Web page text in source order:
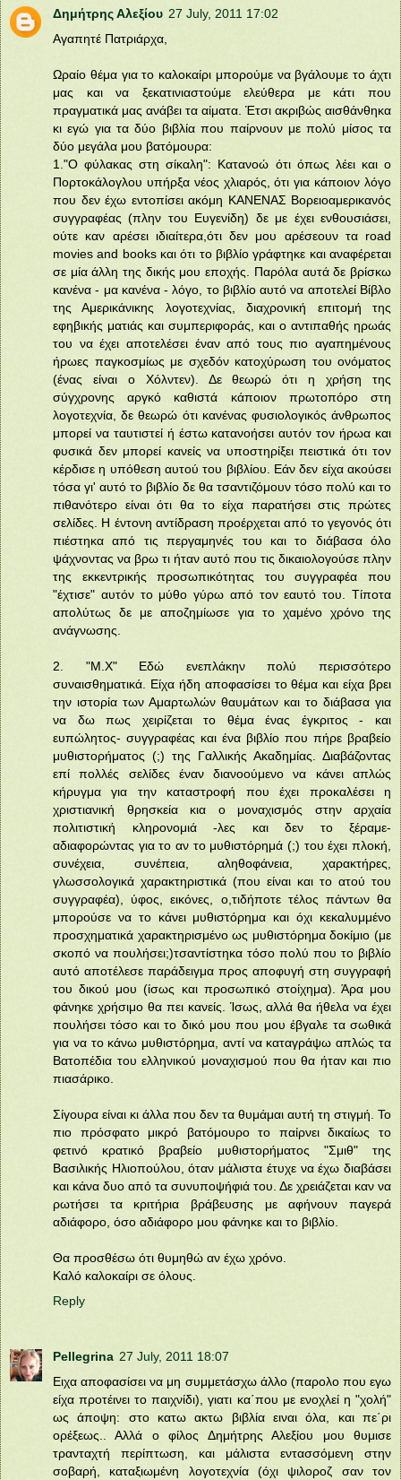
Δημήτρης Αλεξίου 27 July, 2011 17:02
Αγαπητέ Πατριάρχα,
Ωραίο θέμα για το καλοκαίρι μπορούμε να βγάλουμε το άχτι
μας και να ξεκατινιαστούμε ελεύθερα με κάτι που
πραγματικά μας ανάβει τα αίματα. Έτσι ακριβώς αισθάνθηκα
κι εγώ για τα δύο βιβλία που παίρνουν με πολύ μίσος τα
δύο μεγάλα μου βατόμουρα:
1."Ο φύλακας στη σίκαλη": Κατανοώ ότι όπως λέει και ο
Πορτοκάλογλου υπήρξα νέος χλιαρός, ότι για κάποιον λόγο
που δεν έχω εντοπίσει ακόμη ΚΑΝΕΝΑΣ Βορειοαμερικανός
συγγραφέας (πλην του Ευγενίδη) δε με έχει ενθουσιάσει,
ούτε καν αρέσει ιδιαίτερα,ότι δεν μου αρέσεουν τα road
movies and books και ότι το βιβλίο γράφτηκε και αναφέρεται
σε μία άλλη της δικής μου εποχής. Παρόλα αυτά δε βρίσκω
κανένα - μα κανένα - λόγο, το βιβλίο αυτό να αποτελεί Βίβλο
της Αμερικάνικης λογοτεχνίας, διαχρονική επιτομή της
εφηβικής ματιάς και συμπεριφοράς, και ο αντιπαθής ηρωάς
του να έχει αποτελέσει έναν από τους πιο αγαπημένους
ήρωες παγκοσμίως με σχεδόν κατοχύρωση του ονόματος
(ένας είναι ο Χόλντεν). Δε θεωρώ ότι η χρήση της
σύγχρονης αργκό καθιστά κάποιον πρωτοπόρο στη
λογοτεχνία, δε θεωρώ ότι κανένας φυσιολογικός άνθρωπος
μπορεί να ταυτιστεί ή έστω κατανοήσει αυτόν τον ήρωα και
φυσικά δεν μπορεί κανείς να υποστηρίξει πειστικά ότι τον
κέρδισε η υπόθεση αυτού του βιβλίου. Εάν δεν είχα ακούσει
τόσα γι' αυτό το βιβλίο δε θα τσαντιζόμουν τόσο πολύ και το
πιθανότερο είναι ότι θα το είχα παρατήσει στις πρώτες
σελίδες. Η έντονη αντίδραση προέρχεται από το γεγονός ότι
πιέστηκα από τις περγαμηνές του και το διάβασα όλο
ψάχνοντας να βρω τι ήταν αυτό που τις δικαιολογούσε πλην
της εκκεντρικής προσωπικότητας του συγγραφέα που
"έχτισε" αυτόν το μύθο γύρω από τον εαυτό του. Τίποτα
απολύτως δε με αποζημίωσε για το χαμένο χρόνο της
ανάγνωσης.
2. "Μ.Χ" Εδώ ενεπλάκην πολύ περισσότερο
συναισθηματικά. Είχα ήδη αποφασίσει το θέμα και είχα βρει
την ιστορία των Αμαρτωλών θαυμάτων και το διάβασα για
να δω πως χειρίζεται το θέμα ένας έγκριτος - και
ευπώλητος- συγγραφέας και ένα βιβλίο που πήρε βραβείο
μυθιστορήματος (;) της Γαλλικής Ακαδημίας. Διαβάζοντας
επί πολλές σελίδες έναν διανοούμενο να κάνει απλώς
κήρυγμα για την καταστροφή που έχει προκαλέσει η
χριστιανική θρησκεία κια ο μοναχισμός στην αρχαία
πολιτιστική κληρονομιά -λες και δεν το ξέραμε-
αδιαφορώντας για το αν το μυθιστόρημά (;) του έχει πλοκή,
συνέχεια, συνέπεια, αληθοφάνεια, χαρακτήρες,
γλωσσολογικά χαρακτηριστικά (που είναι και το ατού του
συγγραφέα), ύφος, εικόνες, ο,τιδήποτε τέλος πάντων θα
μπορούσε να το κάνει μυθιστόρημα και όχι κεκαλυμμένο
προσχηματικά χαρακτηρισμένο ως μυθιστόρημα δοκίμιο (με
σκοπό να πουλήσει;)τσαντίστηκα τόσο πολύ που το βιβλίο
αυτό αποτέλεσε παράδειγμα προς αποφυγή στη συγγραφή
του δικού μου (ίσως και προσωπικό στοίχημα). Άρα μου
φάνηκε χρήσιμο θα πει κανείς. Ίσως, αλλά θα ήθελα να έχει
πουλήσει τόσο και το δικό μου που μου έβγαλε τα σωθικά
για να το κάνω μυθιστόρημα, αντί να καταγράψω απλώς τα
Βατοπέδια του ελληνικού μοναχισμού που θα ήταν και πιο
πιασάρικο.
Σίγουρα είναι κι άλλα που δεν τα θυμάμαι αυτή τη στιγμή. Το
πιο πρόσφατο μικρό βατόμουρο το παίρνει δικαίως το
φετινό κρατικό βραβείο μυθιστορήματος "Σμιθ" της
Βασιλικής Ηλιοπούλου, όταν μάλιστα έτυχε να έχω διαβάσει
και κάνα δυο από τα συνυποψήφιά του. Δε χρειάζεται καν να
ρωτήσει τα κριτήρια βράβευσης με αφήνουν παγερά
αδιάφορο, όσο αδιάφορο μου φάνηκε και το βιβλίο.
Θα προσθέσω ότι θυμηθώ αν έχω χρόνο.
Καλό καλοκαίρι σε όλους.
Reply
Pellegrina 27 July, 2011 18:07
Ειχα αποφασίσει να μη συμμετάσχω άλλο (παρολο που εγω
είχα προτέινει το παιχνίδι), γιατι κα΄που με ενοχλεί η "χολή"
ως άποψη: στο κατω ακτω βιβλία ειναι όλα, και πε΄ρι
ορέξεως.. Αλλά ο φίλος Δημήτρης Αλεξίου μου θυμισε
τρανταχτή περίπτωση, και μάλιστα εντασσόμενη στην
σοβαρή, καταξιωμένη λογοτεχνία (όχι ψιλοροζ σαν τον